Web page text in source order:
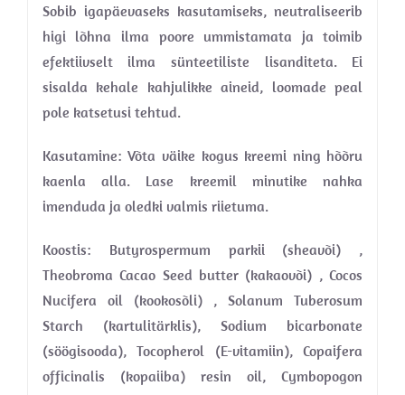
Sobib igapäevaseks kasutamiseks, neutraliseerib
higi lõhna ilma poore ummistamata ja toimib
efektiivselt ilma sünteetiliste lisanditeta. Ei
sisalda kehale kahjulikke aineid, loomade peal
pole katsetusi tehtud.
Kasutamine: Võta väike kogus kreemi ning hõõru
kaenla alla. Lase kreemil minutike nahka
imenduda ja oledki valmis riietuma.
Koostis: Butyrospermum parkii (sheavõi) ,
Theobroma Cacao Seed butter (kakaovõi) , Cocos
Nucifera oil (kookosõli) , Solanum Tuberosum
Starch (kartulitärklis), Sodium bicarbonate
(söögisooda), Tocopherol (E-vitamiin), Copaifera
officinalis (kopaiiba) resin oil, Cymbopogon